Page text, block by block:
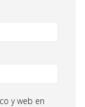
y web en